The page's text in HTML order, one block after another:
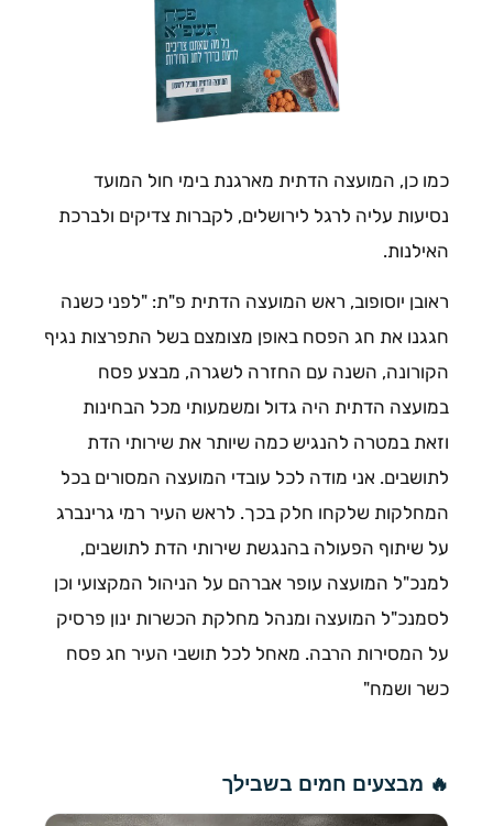
כמו כן, המועצה הדתית מארגנת בימי חול המועד
נסיעות עליה לרגל לירושלים, לקברות צדיקים ולברכת
האילנות.
ראובן יוסופוב, ראש המועצה הדתית פ"ת: "לפני כשנה
חגגנו את חג הפסח באופן מצומצם בשל התפרצות נגיף
הקורונה, השנה עם החזרה לשגרה, מבצע פסח
במועצה הדתית היה גדול ומשמעותי מכל הבחינות
וזאת במטרה להנגיש כמה שיותר את שירותי הדת
לתושבים. אני מודה לכל עובדי המועצה המסורים בכל
המחלקות שלקחו חלק בכך. לראש העיר רמי גרינברג
על שיתוף הפעולה בהנגשת שירותי הדת לתושבים,
למנכ"ל המועצה עופר אברהם על הניהול המקצועי וכן
לסמנכ"ל המועצה ומנהל מחלקת הכשרות ינון פרסיק
על המסירות הרבה. מאחל לכל תושבי העיר חג פסח
כשר ושמח"
🔥 מבצעים חמים בשבילך